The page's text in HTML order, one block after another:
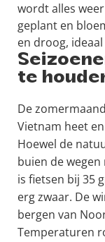
wordt alles
geplant en
en droog,
te
De
Vietnam heet
Hoewel de
buien de
is fietsen bij 35
erg zwaar. De
bergen van
Temperaturen